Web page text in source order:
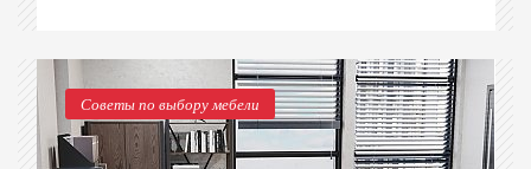
Советы по выбору мебели